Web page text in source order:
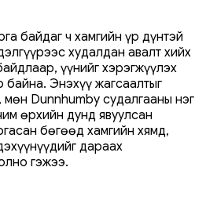
байдаг ч хамгийн үр дүнтэй
худалдан авалт хийх
үүнийг хэрэгжүүлэх
байна. Энэхүү жагсаалтыг
мөн Dunnhumby судалгааны нэг
өрхийн дунд явуулсан
бөгөөд хамгийн хямд,
дараах
гэжээ.